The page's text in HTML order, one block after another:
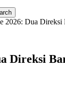
2026: Dua Direksi
Direksi